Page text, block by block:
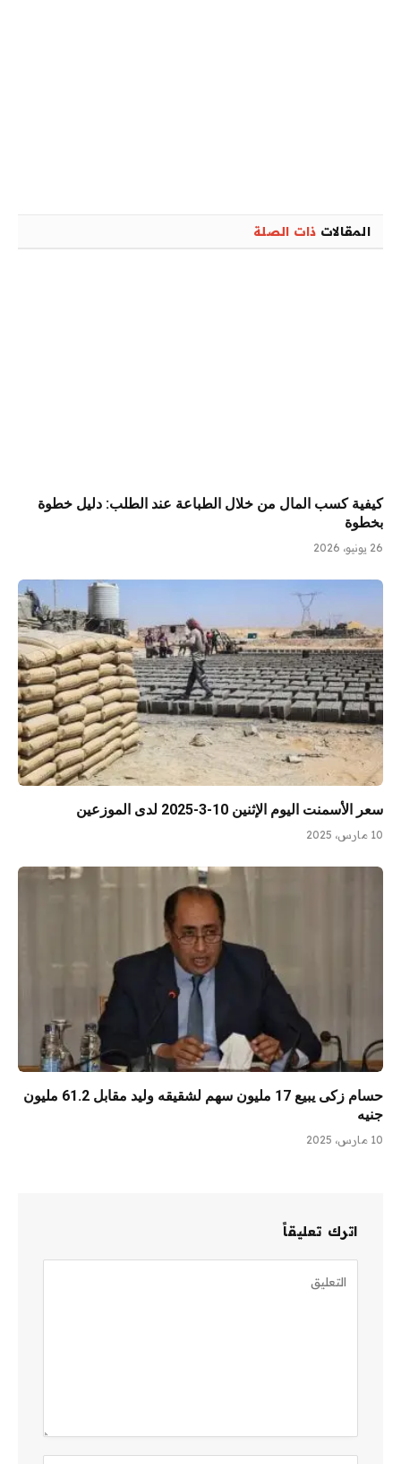
المقالات ذات الصلة
كيفية كسب المال من خلال الطباعة عند الطلب: دليل خطوة
بخطوة
26 يونيو، 2026
سعر الأسمنت اليوم الإثنين 10-3-2025 لدى الموزعين
10 مارس، 2025
حسام زكى يبيع 17 مليون سهم لشقيقه وليد مقابل 61.2 مليون
جنيه
10 مارس، 2025
اترك تعليقاً